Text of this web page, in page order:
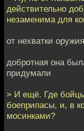
действительно
незаменима для
от нехватки
добротная она
придумали
> И ещё. Где бойцы
боеприпасы, и, в
мосинками?